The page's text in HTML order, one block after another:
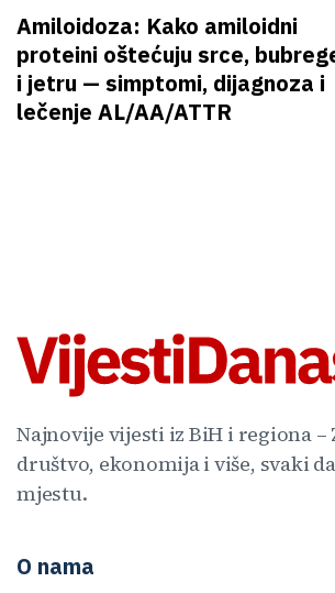
Amiloidoza: Kako amiloidni
proteini oštećuju srce,
i jetru — simptomi, dijagnoza i
lečenje AL/AA/ATTR
Najnovije vijesti iz BiH i regiona –
društvo, ekonomija i više, svaki
mjestu.
O nama